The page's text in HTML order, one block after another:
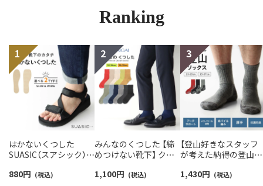
Ranking
はかないくつした
SUASIC（スアシック）
抗菌防臭 ソックス メン
880円 (税込)
みんなのくつした 【締
めつけない靴下】 クル
【24-26cm】【26-28cm】
1,100円 (税込)
【登山好きなスタッフ
が考えた納得の登山用
リノウール混 クルー
1,430円 (税込)